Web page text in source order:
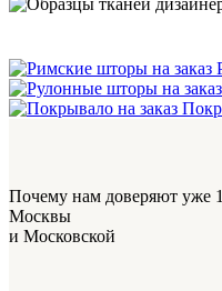
Почему нам доверяют уже
Москвы
и Московской